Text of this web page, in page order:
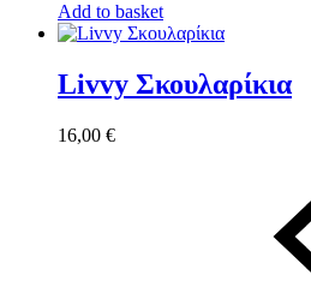
Add to basket
Livvy Σκουλαρίκια
16,00 €